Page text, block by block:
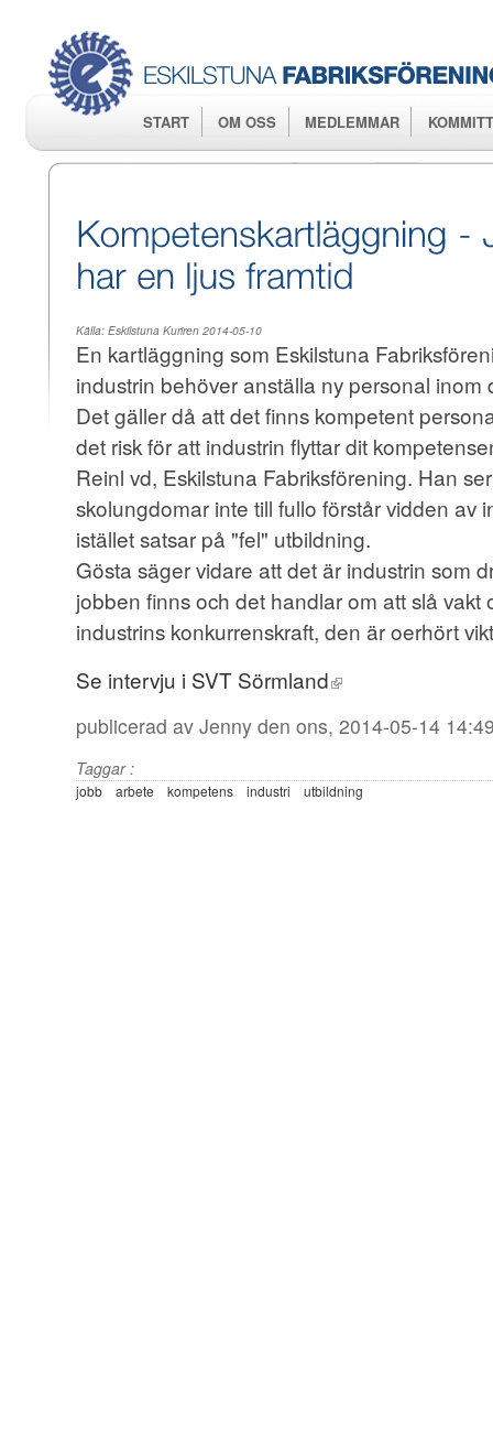
START OM OSS MEDLEMMAR
Källa: Eskilstuna Kuriren 2014-05-10
En kartläggning som Eskilstuna
industrin behöver anställa ny personal inom
Det gäller då att det finns kompetent
det risk för att industrin flyttar dit
Reinl vd, Eskilstuna Fabriksförening. Han
skolungdomar inte till fullo förstår vidden av
istället satsar på "fel" utbildning.
Gösta säger vidare att det är industrin som
jobben finns och det handlar om att slå vakt
industrins konkurrenskraft, den är oerhört
Se intervju i SVT Sörmland
publicerad av Jennyden ons, 2014-05-14
Taggar :
jobb arbete kompetens industri utbildning